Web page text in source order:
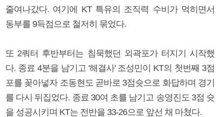
줄여나갔다. 여기에 KT 특유의 조직력 수비가 먹히면서
동부를 9득점으로 철저히 묶었다.
또 2쿼터 후반부터는 침묵했던 외곽포가 터지기 시작했
다. 종료 4분을 남기고 '해결사' 조성민이 KT의 첫번째 3점
포를 꽂아넣자 조동현도 곧바로 3점슛으로 화답하며 경기
를 다시 뒤집었다. 종료 30여 초를 남기고 송영진도 3점 슛
을 성공시키며 KT는 전반을 33-26으로 앞선 채 마쳤다.